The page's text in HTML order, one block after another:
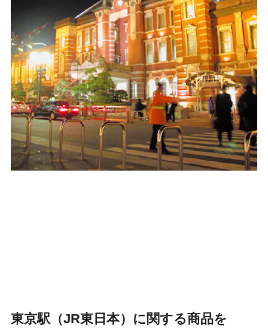
東京駅（JR東日本）に関する商品を